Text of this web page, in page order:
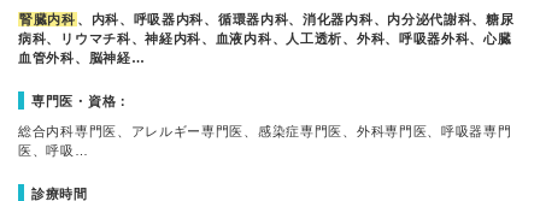
腎臓内科 、内科、呼吸器内科、循環器内科、消化器内科、内分泌代謝科、糖尿
病科、リウマチ科、神経内科、血液内科、人工透析、外科、呼吸器外科、心臓
血管外科、脳神経…
専門医・資格：
総合内科専門医、アレルギー専門医、感染症専門医、外科専門医、呼吸器専門
医、呼吸…
診療時間